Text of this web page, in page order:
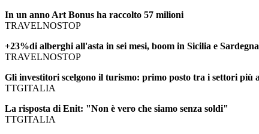
In un anno Art Bonus ha raccolto 57 milioni
TRAVELNOSTOP
+23%di alberghi all'asta in sei mesi, boom in Sicilia e Sardegna
TRAVELNOSTOP
Gli investitori scelgono il turismo: primo posto tra i settori più
TTGITALIA
La risposta di Enit: "Non è vero che siamo senza soldi"
TTGITALIA